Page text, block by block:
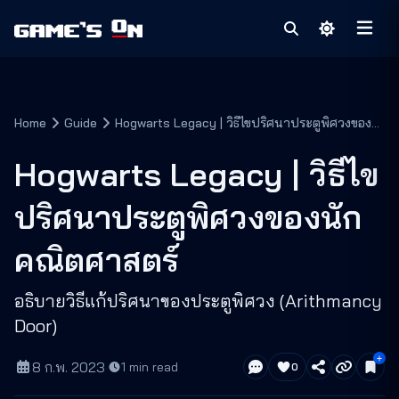
Home Guide
Hogwarts Legacy | วิธีไขปริศนาประตูพิศวงของ
Hogwarts Legacy | วิธีไข
ปริศนาประตูพิศวงของนัก
คณิตศาสตร์
อธิบายวิธีแก้ปริศนาของประตูพิศวง (Arithmancy
Door)
8 ก.พ. 2023· 1 min read 0